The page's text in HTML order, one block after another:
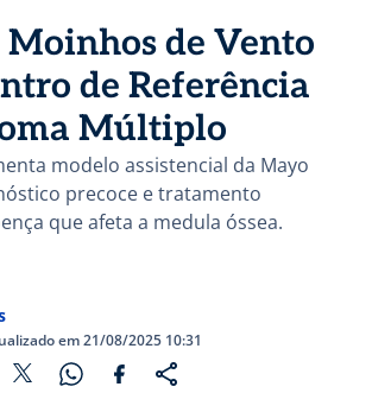
de Vento
de Referência
Múltiplo
modelo assistencial da Mayo
precoce e tratamento
que afeta a medula óssea.
em 21/08/2025 10:31